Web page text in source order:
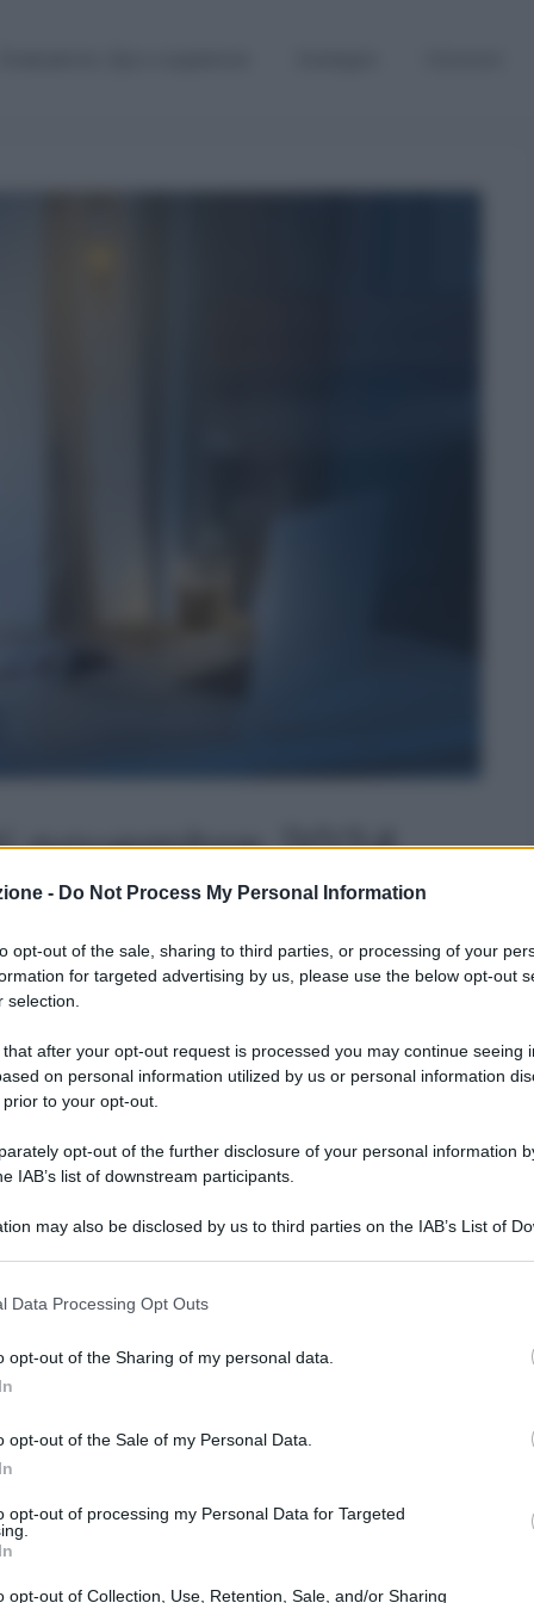
- Do Not Process My Personal Information
opt-out of the sale, sharing to third parties, or processing of your
for targeted advertising by us, please use the below opt-out
selection.
after your opt-out request is processed you may continue seeing
on personal information utilized by us or personal information
to your opt-out.
opt-out of the further disclosure of your personal information
IAB’s list of downstream participants.
may also be disclosed by us to third parties on the IAB’s List of
but not limited to your visit or usage behaviour. You may
consent section.
Data Processing Opt Outs
opt-out of the Sharing of my personal data.
opt-out of the Sale of my Personal Data.
opt-out of processing my Personal Data for Targeted
opt-out of Collection, Use, Retention, Sale, and/or Sharing
novembre 2024
cedolino, venerdì
fonte preferita su Google
da oggi è già visibile il cedolino relativo al
personale ata possonovisualizzare il cedolino
di ruolo
a visualizzare il proprio non c’è da
ore.